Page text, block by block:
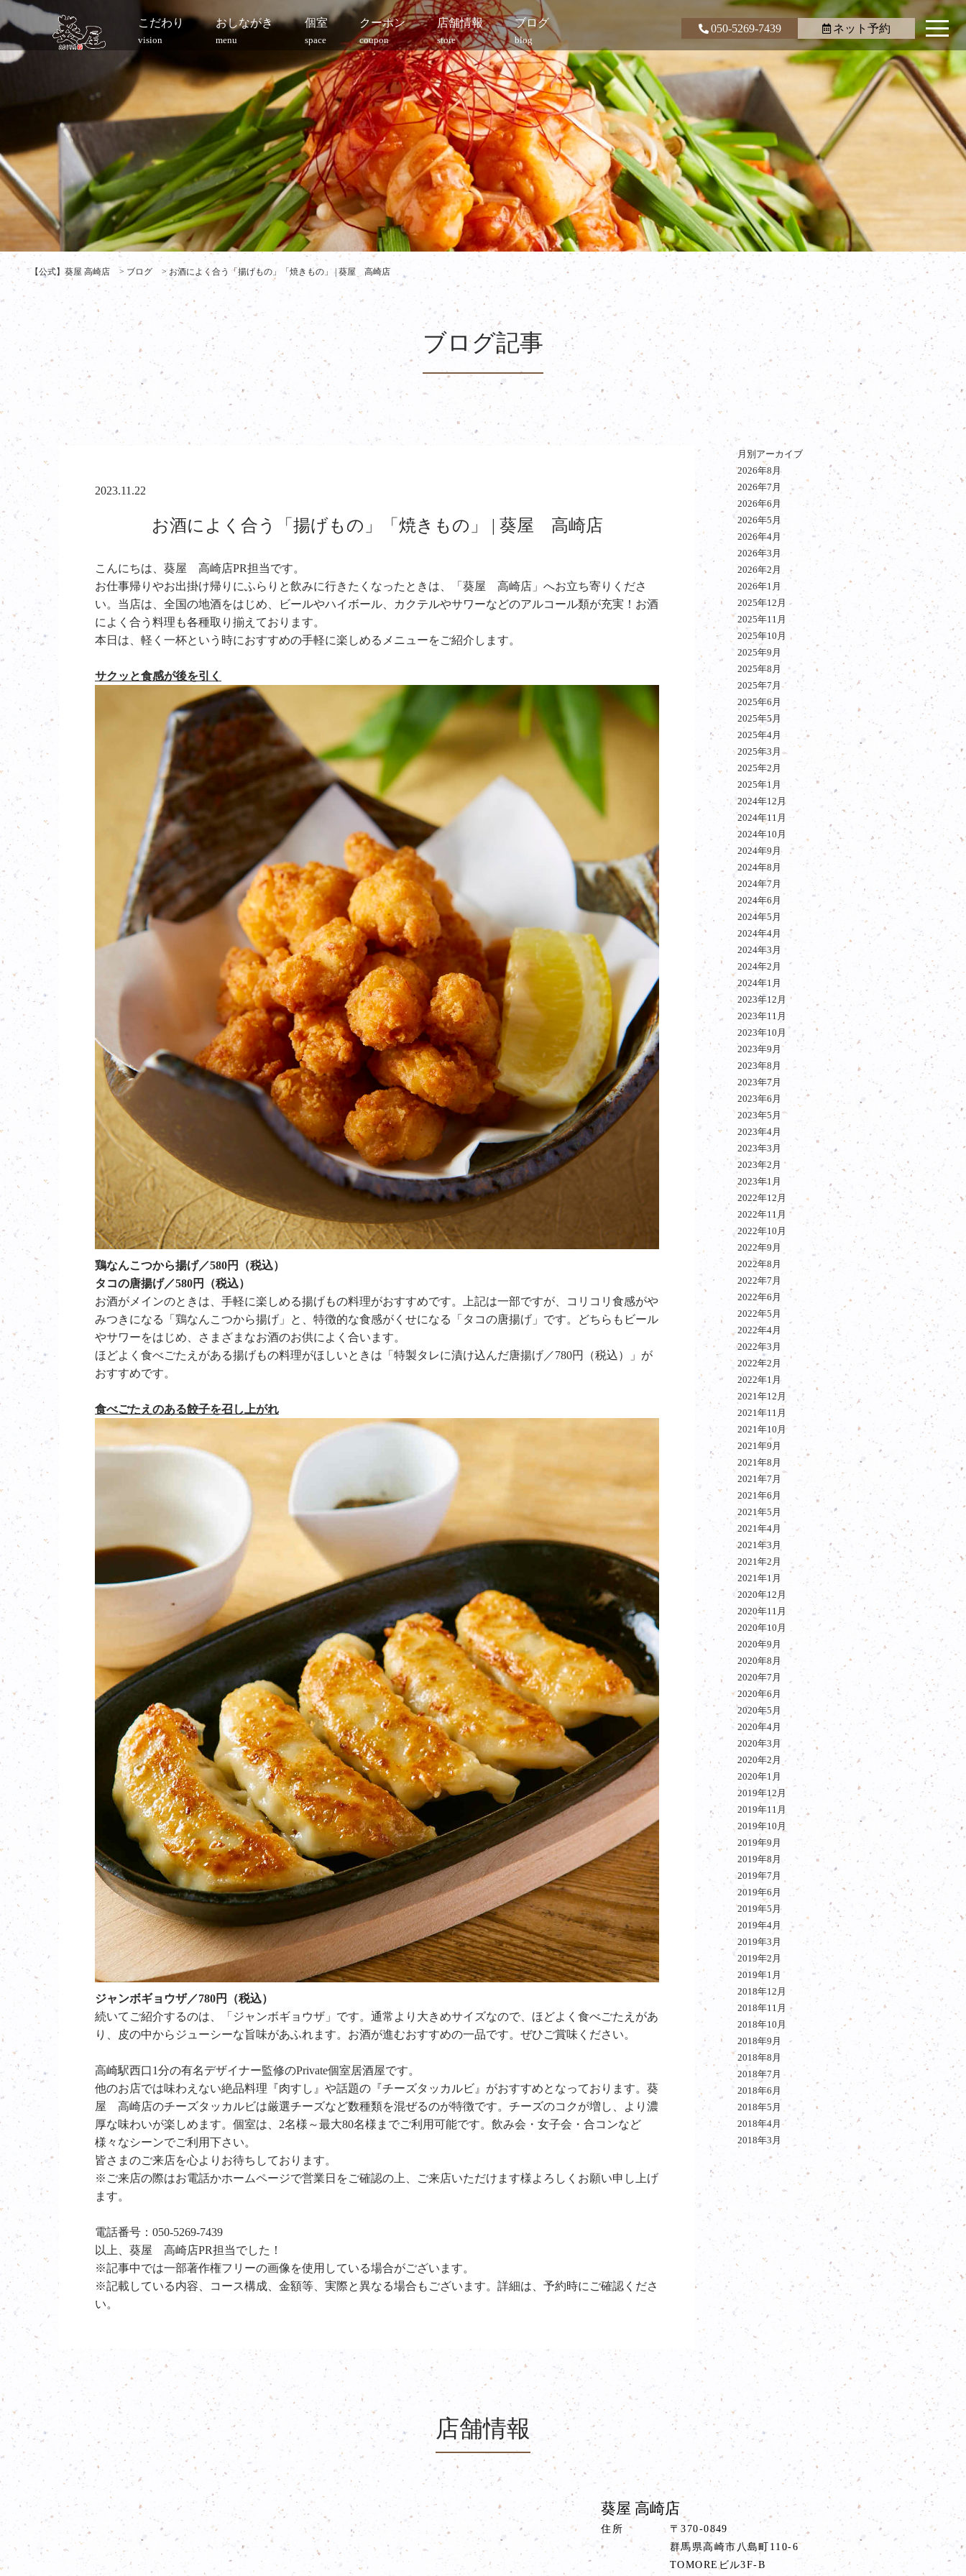
こだわり
vision
おしながき
menu
個室
space
クーポン
coupon
店舗情報
store
ブログ
blog
050-5269-7439 ネット予約
【公式】葵屋 高崎店 > ブログ > お酒によく合う「揚げもの」「焼きもの」 | 葵屋 高崎店
ブログ記事
2023.11.22
お酒によく合う「揚げもの」「焼きもの」 | 葵屋 高崎店
こんにちは、葵屋 高崎店PR担当です。
お仕事帰りやお出掛け帰りにふらりと飲みに行きたくなったときは、「葵屋 高崎店」へお立ち寄りくださ
い。当店は、全国の地酒をはじめ、ビールやハイボール、カクテルやサワーなどのアルコール類が充実！お酒
によく合う料理も各種取り揃えております。
本日は、軽く一杯という時におすすめの手軽に楽しめるメニューをご紹介します。
サクッと食感が後を引く
鶏なんこつから揚げ／580円（税込）
タコの唐揚げ／580円（税込）
お酒がメインのときは、手軽に楽しめる揚げもの料理がおすすめです。上記は一部ですが、コリコリ食感がや
みつきになる「鶏なんこつから揚げ」と、特徴的な食感がくせになる「タコの唐揚げ」です。どちらもビール
やサワーをはじめ、さまざまなお酒のお供によく合います。
ほどよく食べごたえがある揚げもの料理がほしいときは「特製タレに漬け込んだ唐揚げ／780円（税込）」が
おすすめです。
食べごたえのある餃子を召し上がれ
ジャンボギョウザ／780円（税込）
続いてご紹介するのは、「ジャンボギョウザ」です。通常より大きめサイズなので、ほどよく食べごたえがあ
り、皮の中からジューシーな旨味があふれます。お酒が進むおすすめの一品です。ぜひご賞味ください。
高崎駅西口1分の有名デザイナー監修のPrivate個室居酒屋です。
他のお店では味わえない絶品料理『肉すし』や話題の『チーズタッカルビ』がおすすめとなっております。葵
屋 高崎店のチーズタッカルビは厳選チーズなど数種類を混ぜるのが特徴です。チーズのコクが増し、より濃
厚な味わいが楽しめます。個室は、2名様～最大80名様までご利用可能です。飲み会・女子会・合コンなど
様々なシーンでご利用下さい。
皆さまのご来店を心よりお待ちしております。
※ご来店の際はお電話かホームページで営業日をご確認の上、ご来店いただけます様よろしくお願い申し上げ
ます。
電話番号：050-5269-7439
以上、葵屋 高崎店PR担当でした！
※記事中では一部著作権フリーの画像を使用している場合がございます。
※記載している内容、コース構成、金額等、実際と異なる場合もございます。詳細は、予約時にご確認くださ
い。
月別アーカイブ
2026年8月
2026年7月
2026年6月
2026年5月
2026年4月
2026年3月
2026年2月
2026年1月
2025年12月
2025年11月
2025年10月
2025年9月
2025年8月
2025年7月
2025年6月
2025年5月
2025年4月
2025年3月
2025年2月
2025年1月
2024年12月
2024年11月
2024年10月
2024年9月
2024年8月
2024年7月
2024年6月
2024年5月
2024年4月
2024年3月
2024年2月
2024年1月
2023年12月
2023年11月
2023年10月
2023年9月
2023年8月
2023年7月
2023年6月
2023年5月
2023年4月
2023年3月
2023年2月
2023年1月
2022年12月
2022年11月
2022年10月
2022年9月
2022年8月
2022年7月
2022年6月
2022年5月
2022年4月
2022年3月
2022年2月
2022年1月
2021年12月
2021年11月
2021年10月
2021年9月
2021年8月
2021年7月
2021年6月
2021年5月
2021年4月
2021年3月
2021年2月
2021年1月
2020年12月
2020年11月
2020年10月
2020年9月
2020年8月
2020年7月
2020年6月
2020年5月
2020年4月
2020年3月
2020年2月
2020年1月
2019年12月
2019年11月
2019年10月
2019年9月
2019年8月
2019年7月
2019年6月
2019年5月
2019年4月
2019年3月
2019年2月
2019年1月
2018年12月
2018年11月
2018年10月
2018年9月
2018年8月
2018年7月
2018年6月
2018年5月
2018年4月
2018年3月
店舗情報
葵屋 高崎店
住所
〒370-0849
群馬県高崎市八島町110-6
TOMOREビル3F-B